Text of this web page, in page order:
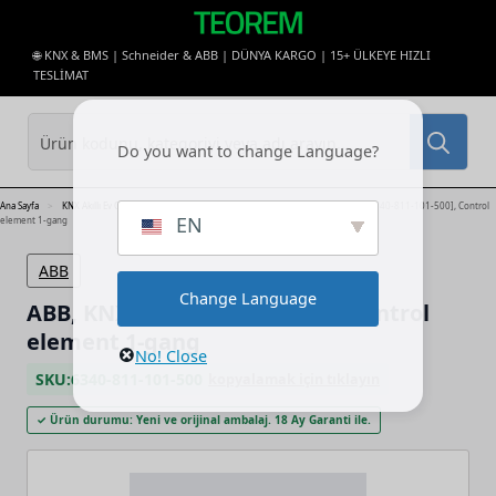
ABB
ABB, KNX, [6340-811-101-500], Control
element 1-gang
SKU:6340-811-101-500
✓ Ürün durumu: Yeni ve orijinal ambalaj. 18 Ay Garanti ile.
Ana Sayfa KNX Akıllı Ev Otomasyonu ve Bina Yönetimi
ABB, KNX, [6340-811-101-500], Control
element 1-gang
🌐 KNX & BMS | Schneider & ABB | DÜNYA KARGO | 15+ ÜLKEYE HIZLI
TESLİMAT
Do you want to change Language?
EN
Change Language
No! Close